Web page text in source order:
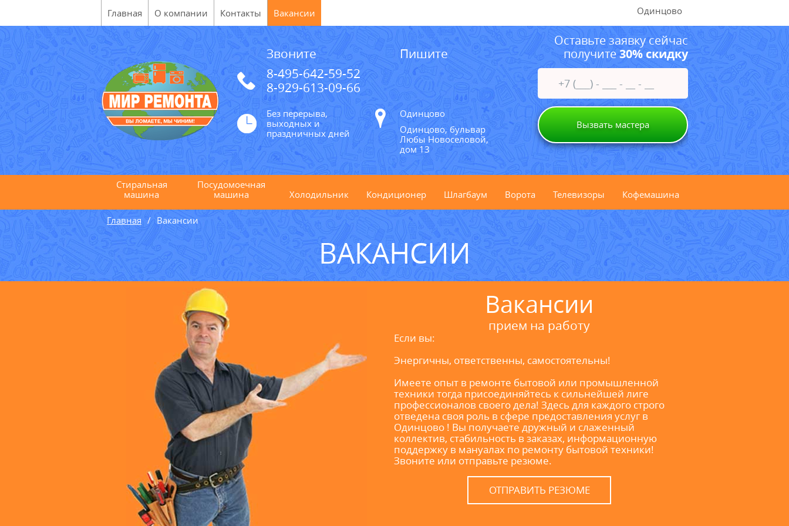
Главная О компании Контакты Вакансии Одинцово
Звоните
8-495-642-59-52
8-929-613-09-66
Пишите
Без перерыва,
выходных и
праздничных дней
Одинцово
Одинцово, бульвар
Любы Новоселовой,
дом 13
Оставьте заявку сейчас
получите30% скидку
Вызвать мастера
Стиральная
машина
Посудомоечная
машина
Холодильник Кондиционер Шлагбаум Ворота Телевизоры Кофемашина
Главная Вакансии
ВАКАНСИИ
Вакансии
прием на работу
Если вы:
Энергичны, ответственны, самостоятельны!
Имеете опыт в ремонте бытовой или промышленной
техники тогда присоединяйтесь к сильнейшей лиге
профессионалов своего дела! Здесь для каждого строго
отведена своя роль в сфере предоставления услуг в
Одинцово ! Вы получаете дружный и слаженный
коллектив, стабильность в заказах, информационную
поддержку в мануалах по ремонту бытовой техники!
Звоните или отправьте резюме.
ОТПРАВИТЬ РЕЗЮМЕ